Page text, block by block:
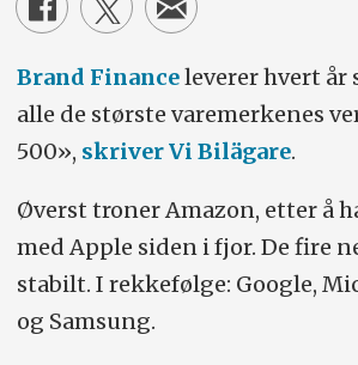
Brand Financeleverer hvert år
alle de største varemerkenes
500», skriver Vi Bilägare.
Øverst troner Amazon, etter å
med Apple siden i fjor. De fire
stabilt. I rekkefølge: Google,
og Samsung.